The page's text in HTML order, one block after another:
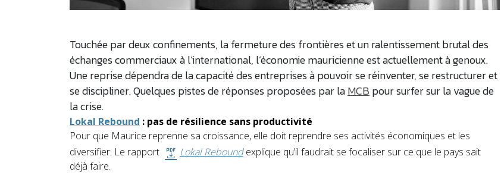
Touchée par deux confinements, la fermeture des frontières et un ralentissement brutal des
échanges commerciaux à l’international, l’économie mauricienne est actuellement à genoux.
Une reprise dépendra de la capacité des entreprises à pouvoir se réinventer, se restructurer et
se discipliner. Quelques pistes de réponses proposées par laMCB pour surfer sur la vague de
la crise.
Lokal Rebound : pas de résilience sans productivité
Pour que Maurice reprenne sa croissance, elle doit reprendre ses activités économiques et les
diversifier. Le rapport
Lokal Reboundexplique qu’il faudrait se focaliser sur ce que le pays sait
déjà faire.